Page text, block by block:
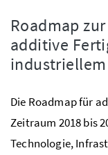
Roadmap
additive
Die Roadmapfür
Zeitraum 2018 bis
Technologie,